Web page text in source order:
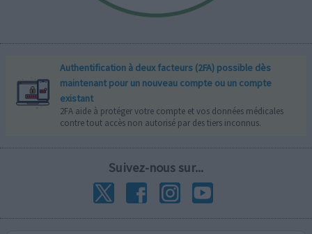
Authentification à deux facteurs (2FA) possible dès
maintenant pour un nouveau compte ou un compte
existant
2FA aide à protéger votre compte et vos données médicales
contre tout accès non autorisé par des tiers inconnus.
Suivez-nous sur...